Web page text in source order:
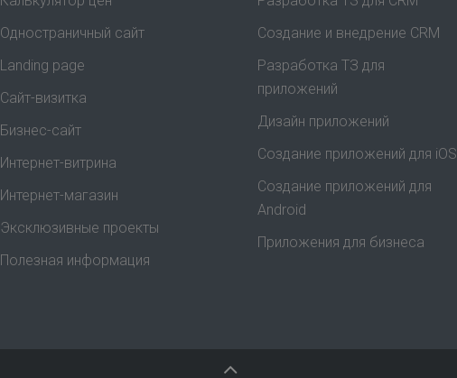
Одностраничный сайт
Landing page
Сайт-визитка
Бизнес-сайт
Интернет-витрина
Интернет-магазин
Эксклюзивные проекты
Полезная информация
Создание и внедрение CRM
Разработка ТЗ для
приложений
Дизайн приложений
Создание приложений для iOS
Создание приложений для
Android
Приложения для бизнеса